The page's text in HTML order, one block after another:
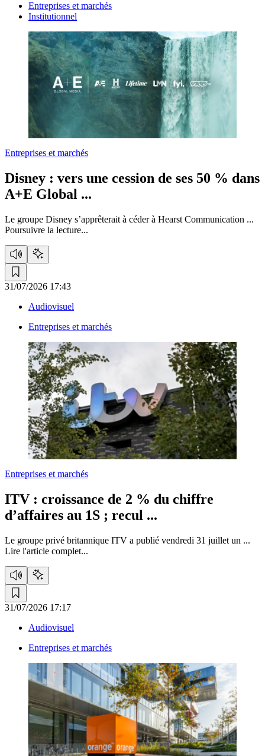
Entreprises et marchés
Institutionnel
Entreprises et marchés
Disney : vers une cession de ses 50 % dans
A+E Global ...
Le groupe Disney s’apprêterait à céder à Hearst Communication ...
Poursuivre la lecture...
31/07/2026 17:43
Audiovisuel
Entreprises et marchés
Entreprises et marchés
ITV : croissance de 2 % du chiffre
d’affaires au 1S ; recul ...
Le groupe privé britannique ITV a publié vendredi 31 juillet un ...
Lire l'article complet...
31/07/2026 17:17
Audiovisuel
Entreprises et marchés